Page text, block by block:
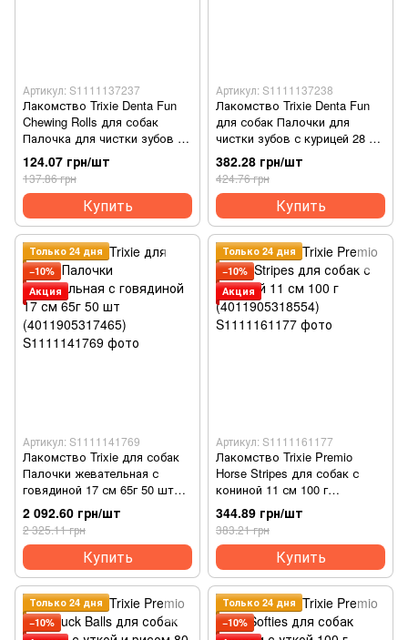
Артикул: S1111137237
Лакомство Trixie Denta Fun
Chewing Rolls для собак
Палочка для чистки зубов с
курицей 12 см 70 г 6 шт
124.07 грн/шт
137.86 грн
Купить
Артикул: S1111137238
Лакомство Trixie Denta Fun
для собак Палочки для
чистки зубов с курицей 28 см
250 г 3 шт (4011905313269)
382.28 грн/шт
424.76 грн
Купить
Только 24 дня
−10%
Акция
Артикул: S1111141769
Лакомство Trixie для собак
Палочки жевательная с
говядиной 17 см 65г 50 шт
(4011905317465)
2 092.60 грн/шт
2 325.11 грн
Купить
Только 24 дня
−10%
Акция
Артикул: S1111161177
Лакомство Trixie Premio
Horse Stripes для собак с
кониной 11 см 100 г
(4011905318554)
344.89 грн/шт
383.21 грн
Купить
Только 24 дня
−10%
Только 24 дня
−10%